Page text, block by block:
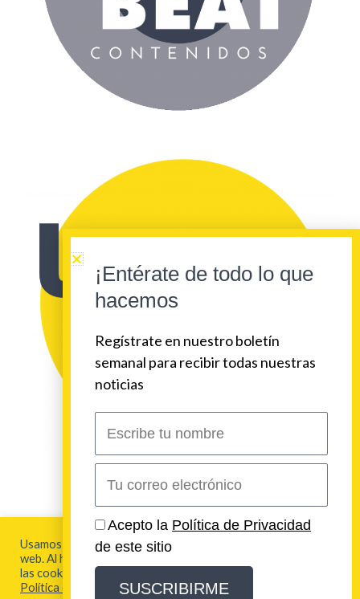
2026 Urban Beat Contenidos
Aviso Legal y Política de Privacidad
Usamos cookies para brindarte la mejor experiencia en esta
web. Al hacer clic en "Aceptar todo", acepta el uso de TODAS
las cookies. Para más información visita nuestra
Política de Cookies
¡Entérate de todo lo que
hacemos
Regístrate en nuestro boletín
semanal para recibir todas nuestras
noticias
nombre
electrónico
Acepto la Política de Privacidad
de este sitio
SUSCRIBIRME